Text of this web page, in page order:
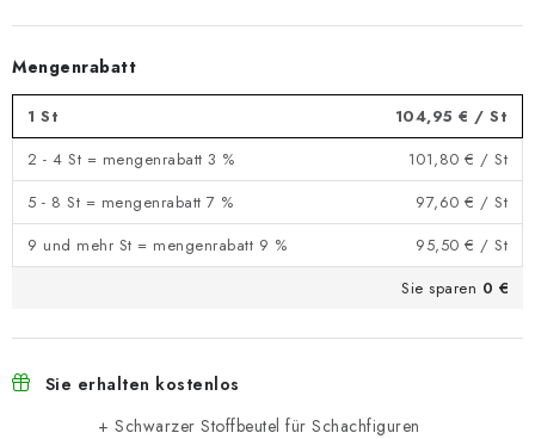
Mengenrabatt
1 St 104,95 € / St
2 - 4 St = mengenrabatt 3 %
101,80 € / St
5 - 8 St = mengenrabatt 7 %
97,60 € / St
9 und mehr St = mengenrabatt 9 %
95,50 € / St
Sie sparen 0 €
Sie erhalten kostenlos
+ Schwarzer Stoffbeutel für Schachfiguren